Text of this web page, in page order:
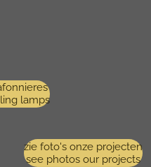
lamps
zie foto's onze projecten
see photos our projects